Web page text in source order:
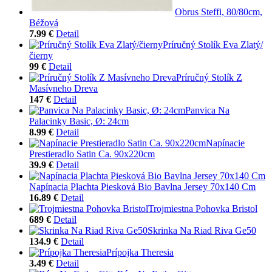
Obrus Steffi, 80/80cm,
Béžová
7.99 € Detail
Príručný Stolík Eva Zlatý/
čierny
99 € Detail
Príručný Stolík Z
Masívneho Dreva
147 € Detail
Panvica Na
Palacinky Basic, Ø: 24cm
8.99 € Detail
Napínacie
Prestieradlo Satin Ca. 90x220cm
39.9 € Detail
Napínacia Plachta Piesková Bio Bavlna Jersey 70x140 Cm
16.89 € Detail
Trojmiestna Pohovka Bristol
689 € Detail
Skrinka Na Riad Riva Ge50
134.9 € Detail
Prípojka Theresia
3.49 € Detail